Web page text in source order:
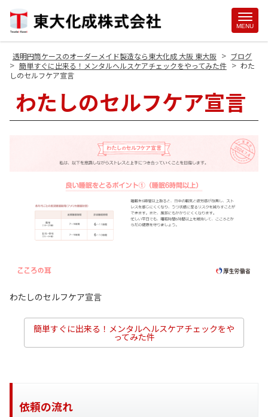
MENU
透明円筒ケースのオーダーメイド製造なら東大化成 大阪 東大阪 > ブログ
> 簡単すぐに出来る！メンタルヘルスケアチェックをやってみた件 > わた
しのセルフケア宣言
わたしのセルフケア宣言
わたしのセルフケア宣言
簡単すぐに出来る！メンタルヘルスケアチェックをや
ってみた件
依頼の流れ
Site
Footer